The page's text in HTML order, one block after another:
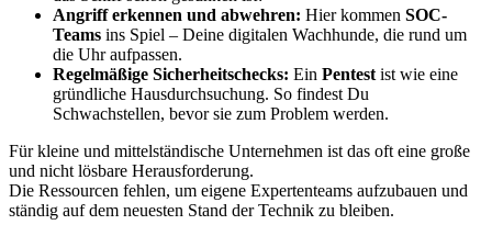
Angriff erkennen und abwehren: Hier kommen SOC-
Teams ins Spiel – Deine digitalen Wachhunde, die rund um
die Uhr aufpassen.
Regelmäßige Sicherheitschecks: Ein Pentest ist wie eine
gründliche Hausdurchsuchung. So findest Du
Schwachstellen, bevor sie zum Problem werden.
Für kleine und mittelständische Unternehmen ist das oft eine große
und nicht lösbare Herausforderung.
Die Ressourcen fehlen, um eigene Expertenteams aufzubauen und
ständig auf dem neuesten Stand der Technik zu bleiben.